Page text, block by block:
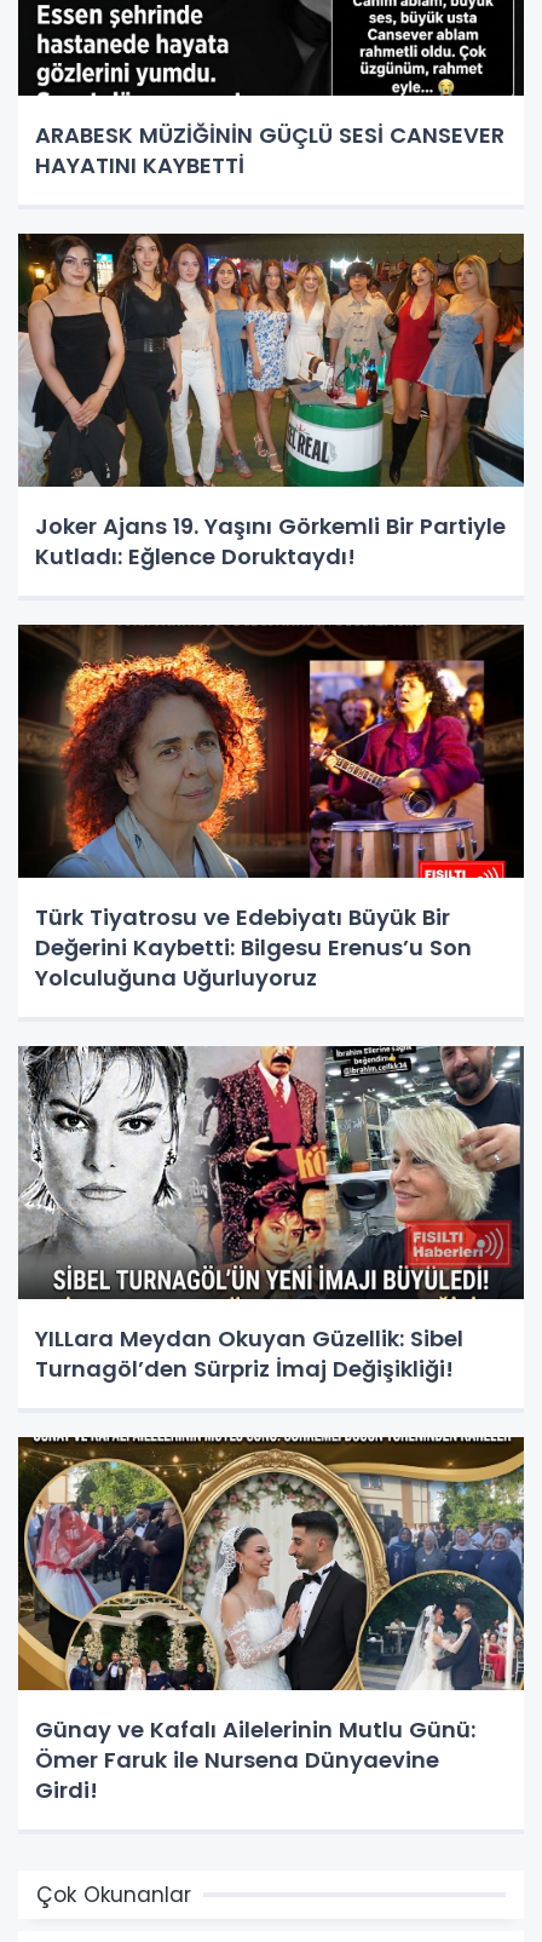
ARABESK MÜZİĞİNİN GÜÇLÜ SESİ CANSEVER
HAYATINI KAYBETTİ
Joker Ajans 19. Yaşını Görkemli Bir Partiyle
Kutladı: Eğlence Doruktaydı!
Türk Tiyatrosu ve Edebiyatı Büyük Bir
Değerini Kaybetti: Bilgesu Erenus’u Son
Yolculuğuna Uğurluyoruz
YILLara Meydan Okuyan Güzellik: Sibel
Turnagöl’den Sürpriz İmaj Değişikliği!
Günay ve Kafalı Ailelerinin Mutlu Günü:
Ömer Faruk ile Nursena Dünyaevine
Girdi!
Çok Okunanlar